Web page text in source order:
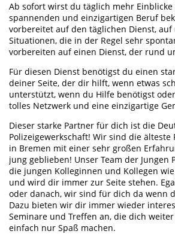
Ab sofort wirst du täglich mehr
spannenden und einzigartigen Beruf
vorbereitet auf den täglichen Dienst, auf
Situationen, die in der Regel sehr
vorbereiten auf einen Dienst, der rund
Für diesen Dienst benötigst du einen
deiner Seite, der dir hilft, wenn etwas
unterstützt, wenn du Hilfe benötigst
tolles Netzwerk und eine einzigartige
Dieser starke Partner für dich ist die
Polizeigewerkschaft! Wir sind die älteste
in Bremen mit einer sehr großen
jung geblieben! Unser Team der Jungen
die jungen Kolleginnen und Kollegen
und wird dir immer zur Seite stehen.
oder danach, wir sind für dich da wenn
Dazu bieten wir dir immer wieder
Seminare und Treffen an, die dich
einfach nur Spaß machen.